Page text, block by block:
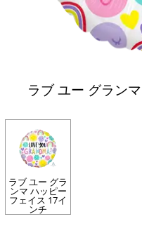
ラブ ユー グラン
ラブ ユー グラ
ンマ ハッピー
フェイス 17イ
ンチ